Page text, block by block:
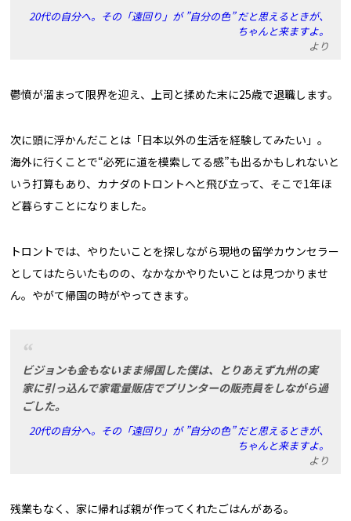
20代の自分へ。その「遠回り」が ”自分の色” だと思えるときが、
ちゃんと来ますよ。
より
鬱憤が溜まって限界を迎え、上司と揉めた末に25歳で退職します。
次に頭に浮かんだことは「日本以外の生活を経験してみたい」。
海外に行くことで“必死に道を模索してる感”も出るかもしれないと
いう打算もあり、カナダのトロントへと飛び立って、そこで1年ほ
ど暮らすことになりました。
トロントでは、やりたいことを探しながら現地の留学カウンセラー
としてはたらいたものの、なかなかやりたいことは見つかりませ
ん。やがて帰国の時がやってきます。
ビジョンも金もないまま帰国した僕は、とりあえず九州の実
家に引っ込んで家電量販店でプリンターの販売員をしながら過
ごした。
20代の自分へ。その「遠回り」が ”自分の色” だと思えるときが、
ちゃんと来ますよ。
より
残業もなく、家に帰れば親が作ってくれたごはんがある―――。